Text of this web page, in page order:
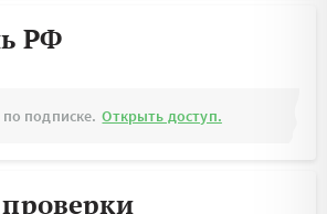
РФ
подписке. Открыть доступ.